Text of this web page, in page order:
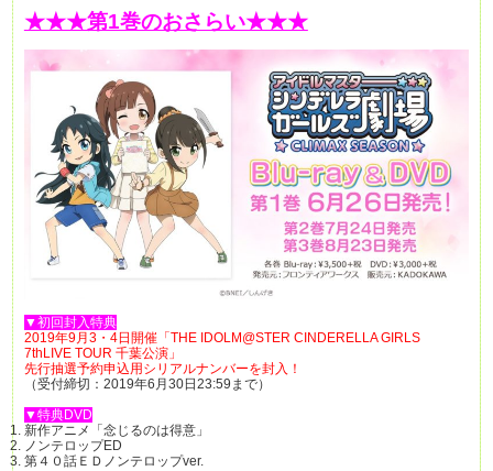
★★★第1巻のおさらい★★★
▼初回封入特典
2019年9月3・4日開催「THE IDOLM@STER CINDERELLA GIRLS
7thLIVE TOUR 千葉公演」
先行抽選予約申込用シリアルナンバーを封入！
（受付締切：2019年6月30日23:59まで）
▼特典DVD
新作アニメ「念じるのは得意」
ノンテロップED
第４０話ＥＤノンテロップver.